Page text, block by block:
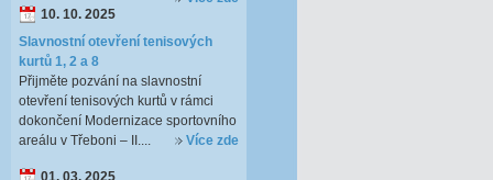
10. 10. 2025
Slavnostní otevření tenisových
kurtů 1, 2 a 8
Přijměte pozvání na slavnostní
otevření tenisových kurtů v rámci
dokončení Modernizace sportovního
areálu v Třeboni – II....
Více zde
01. 03. 2025